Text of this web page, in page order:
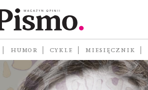
HUMOR CYKLE MIESIĘCZNIK